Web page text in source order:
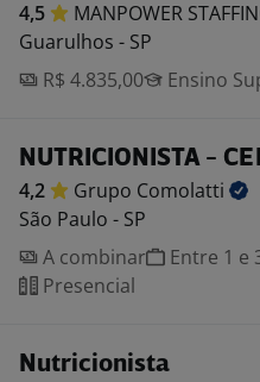
4,5 MANPOWER
Guarulhos - SP
R$ 4.835,00
Ensino
NUTRICIONISTA -
4,2 Grupo Comolatti
São Paulo - SP
A combinar
Entre 1 e
Presencial
Nutricionista